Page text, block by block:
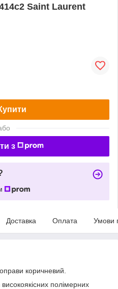
Saint Laurent
з
Доставка Оплата Умови
коричневий.
полімерних